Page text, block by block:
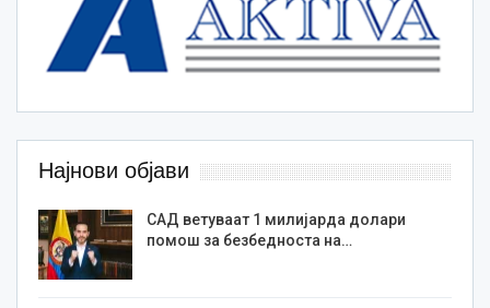
Најнови објави
САД ветуваат 1 милијарда долари
помош за безбедноста на…